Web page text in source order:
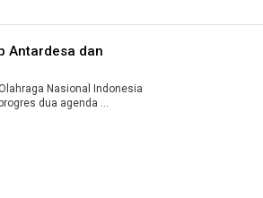
Antardesa dan
Nasional Indonesia